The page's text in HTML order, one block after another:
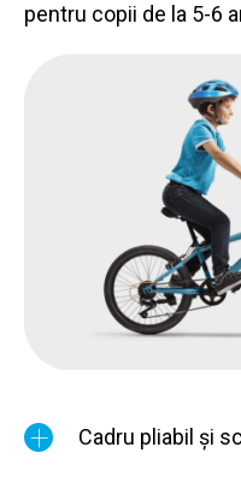
pentru copii de la 5-6
Cadru pliabil și